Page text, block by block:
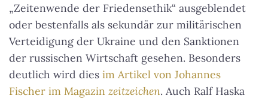
„Zeitenwende der Friedensethik“ ausgeblendet
oder bestenfalls als sekundär zur militärischen
Verteidigung der Ukraine und den Sanktionen
der russischen Wirtschaft gesehen. Besonders
deutlich wird dies im Artikel von Johannes
Fischer im Magazin zeitzeichen. Auch Ralf Haska